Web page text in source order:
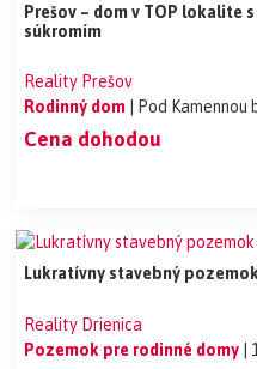
Prešov – dom v TOP lokalite
súkromím
Reality Prešov
Rodinný dom
| Pod Kamennou
Cena dohodou
Lukratívny stavebný
Reality Drienica
Pozemok pre rodinné domy |